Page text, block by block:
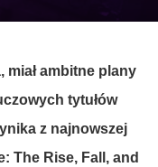
, miał ambitne plany
tytułów
z najnowszej
The Rise, Fall, and